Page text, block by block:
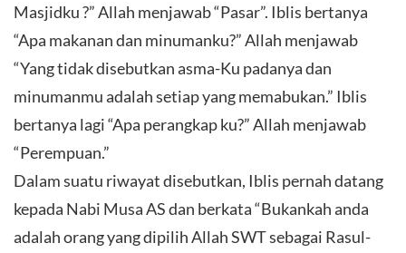
Masjidku ?” Allah menjawab “Pasar”. Iblis bertanya
“Apa makanan dan minumanku?” Allah menjawab
“Yang tidak disebutkan asma-Ku padanya dan
minumanmu adalah setiap yang memabukan.” Iblis
bertanya lagi “Apa perangkap ku?” Allah menjawab
“Perempuan.”
Dalam suatu riwayat disebutkan, Iblis pernah datang
kepada Nabi Musa AS dan berkata “Bukankah anda
adalah orang yang dipilih Allah SWT sebagai Rasul-